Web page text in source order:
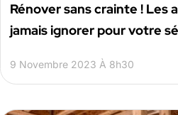
Rénover sans crainte ! Les
jamais ignorer pour votre
9 Novembre 2023 À 8h30